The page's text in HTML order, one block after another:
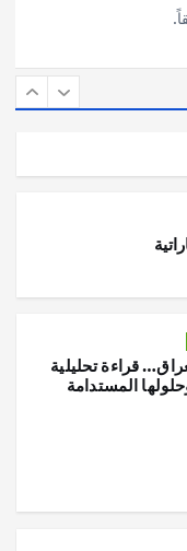
مكتب الإحصاءات الأسترالي (ABS) يجري
عملية التعداد السكاني في11 من الشهر
قراءة تحليلية
المستدامة